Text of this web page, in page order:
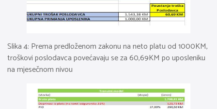
Slika 4: Prema predloženom zakonu na neto platu od 1000KM,
troškovi poslodavca povećavaju se za 60,69KM po uposleniku
na mjesečnom nivou